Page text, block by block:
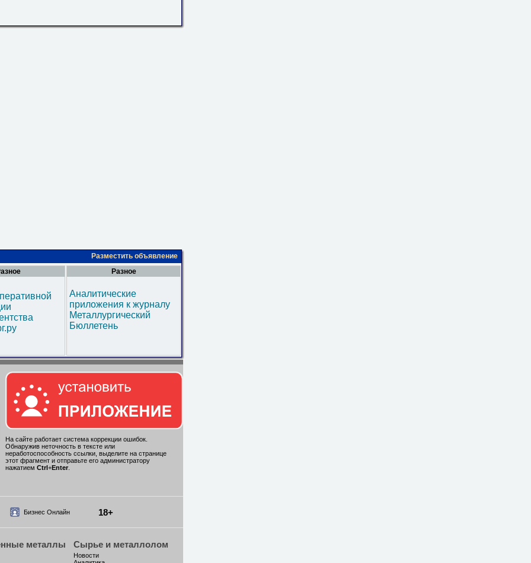
Разместить объявление
Разное
Аналитические
приложения к журналу
Металлургический
Бюллетень
На сайте работает система коррекции ошибок.
Обнаружив неточность в тексте или
неработоспособность ссылки, выделите на странице
этот фрагмент и отправьте его администратору
нажатием Ctrl +Enter.
Бизнес Онлайн 18+
металлы Сырье и металлолом
Новости